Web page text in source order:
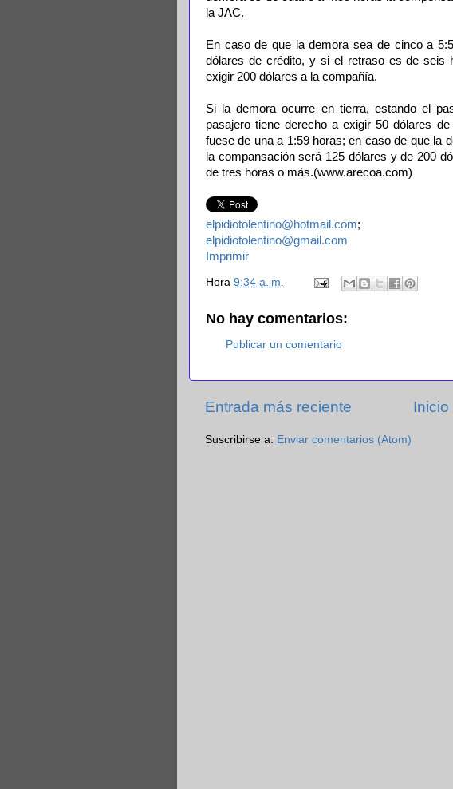
la JAC.
En caso de que la demora sea de cinco a
dólares de crédito, y si el retraso es de seis
exigir 200 dólares a la compañía.
Si la demora ocurre en tierra, estando el
pasajero tiene derecho a exigir 50 dólares
fuese de una a 1:59 horas; en caso de que la
la compansación será 125 dólares y de 200
de tres horas o más.(www.arecoa.com)
elpidiotolentino@hotmail.com;
elpidiotolentino@gmail.com
Imprimir
Hora 9:34 a. m.
No hay comentarios:
Publicar un comentario
Entrada más reciente Inicio
Suscribirse a: Enviar comentarios (Atom)